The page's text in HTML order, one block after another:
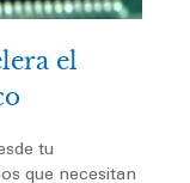
el
tu
que necesitan